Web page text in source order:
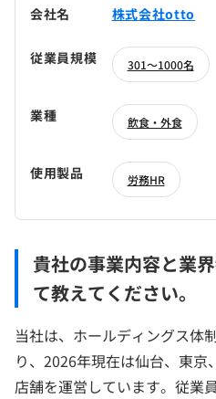
会社名 株式会社otto
従業員規模 301～1000名
業種 飲食・外食
使用製品 労務HR
貴社の事業内容と業
て教えてください。
当社は、ホールディングス体
り、2026年現在は仙台、東
店舗を運営しています。従業